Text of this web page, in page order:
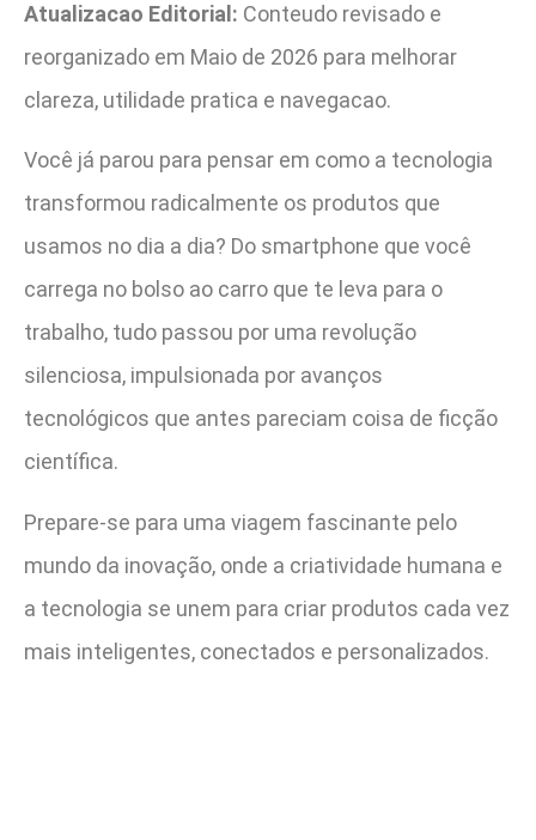
Atualizacao Editorial: Conteudo revisado e
reorganizado em Maio de 2026 para melhorar
clareza, utilidade pratica e navegacao.
Você já parou para pensar em como a tecnologia
transformou radicalmente os produtos que
usamos no dia a dia? Do smartphone que você
carrega no bolso ao carro que te leva para o
trabalho, tudo passou por uma revolução
silenciosa, impulsionada por avanços
tecnológicos que antes pareciam coisa de ficção
científica.
Prepare-se para uma viagem fascinante pelo
mundo da inovação, onde a criatividade humana e
a tecnologia se unem para criar produtos cada vez
mais inteligentes, conectados e personalizados.